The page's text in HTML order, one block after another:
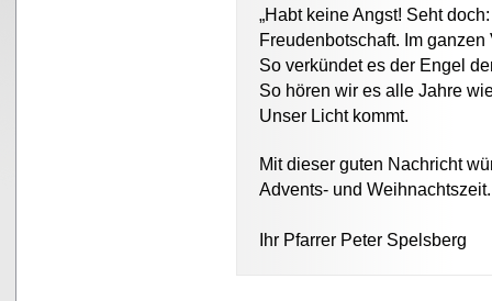
„Habt keine Angst! Seht
Freudenbotschaft. Im
So verkündet es der Engel
So hören wir es alle Jahre
Unser Licht kommt.
Mit dieser guten Nachricht
Advents- und Weihnachtszeit.
Ihr Pfarrer Peter Spelsberg